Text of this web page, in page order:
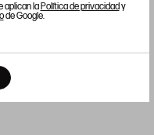
aplican laPolítica de privacidady
de Google.